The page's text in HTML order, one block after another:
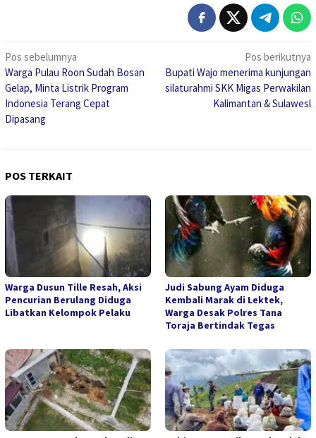
Navigasi
pos
Pos sebelumnya
Warga Pulau Roon Sudah Bosan
Gelap, Minta Listrik Program
Indonesia Terang Cepat
Dipasang
Pos berikutnya
Bupati Wajo menerima kunjungan
silaturahmi SKK Migas Perwakilan
Kalimantan & Sulawesl
POS TERKAIT
Warga Dusun Tille Resah, Aksi
Pencurian Berulang Diduga
Libatkan Kelompok Pelaku
Judi Sabung Ayam Diduga
Kembali Marak di Lektek,
Warga Desak Polres Tana
Toraja Bertindak Tegas